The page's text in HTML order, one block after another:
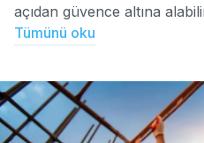
açıdan güvence altına
Tümünü oku